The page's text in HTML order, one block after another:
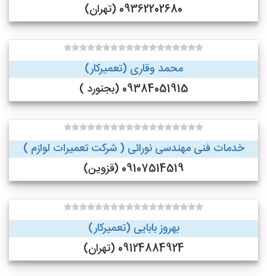
09362202680 (تهران)
محمد وقاری (تعمیرکار)
09384051915 (بجنورد )
خدمات فنی مهندسی نورائی ( شرکت تعمیرات لوازم )
09107514519 (قزوین)
بهروز بابایی (تعمیرکار)
09124884924 (تهران)